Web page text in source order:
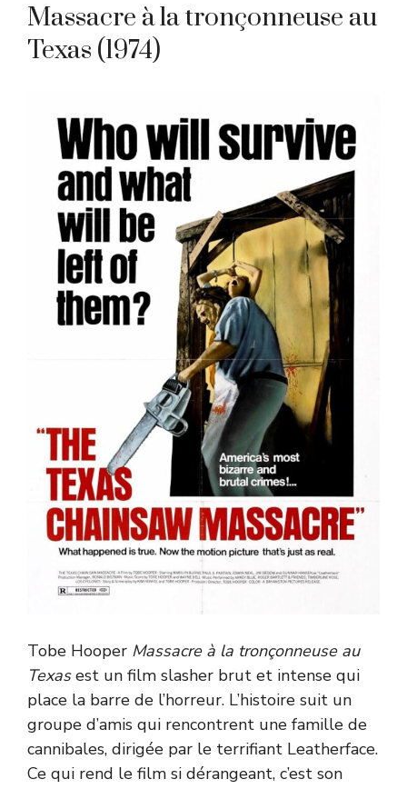
Massacre à la tronçonneuse au
Texas (1974)
Tobe Hooper Massacre à la tronçonneuse au
Texasest un film slasher brut et intense qui
place la barre de l’horreur. L’histoire suit un
groupe d’amis qui rencontrent une famille de
cannibales, dirigée par le terrifiant Leatherface.
Ce qui rend le film si dérangeant, c’est son